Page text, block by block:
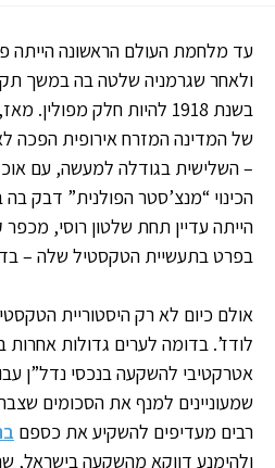
עד מלחמת העולם הראשונה הייתה
ולאחר שגרמניה שלטה בה במשך
בשנת 1918 להיות חלק
של המדינה המזרח אירופית הפכה
הכינוי “מנצ’סטר הפולנית” דבק
הייתה עדיין תחת שלטון רוסי,
בפרט בתעשיית הטקסטיל שלה –
אולם כיום לא רק היסטוריית
לודז’. בדומה לערים גדולות אחרות
אטרקטיבי להשקעה בנכסי נדל”ן
שמעוניינים למנף את הסכומים
רבים מעדיפים להשקיע את כספם
ולהימנע דווקא מהשקעה בישראל,